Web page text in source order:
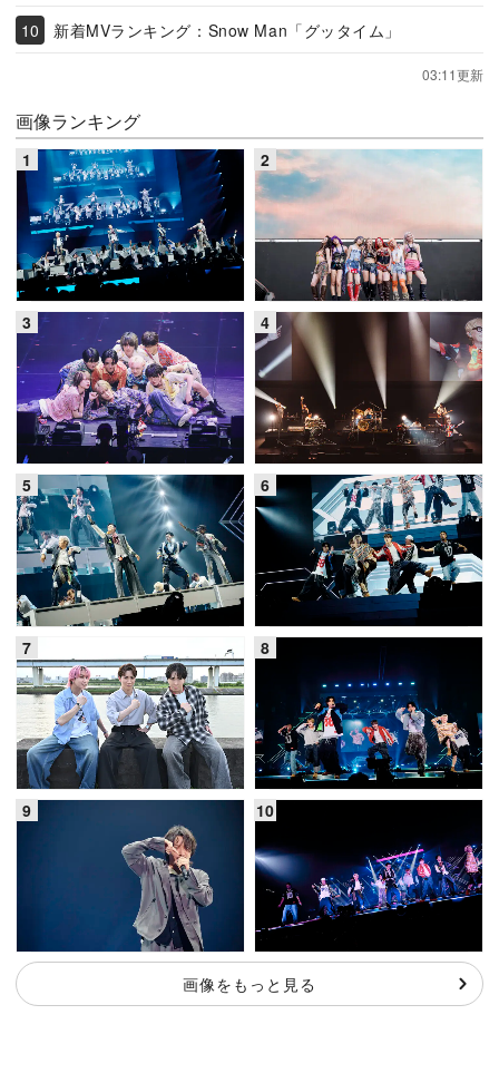
新着MVランキング：Snow Man「グッタイム」
03:11更新
画像ランキング
画像をもっと見る